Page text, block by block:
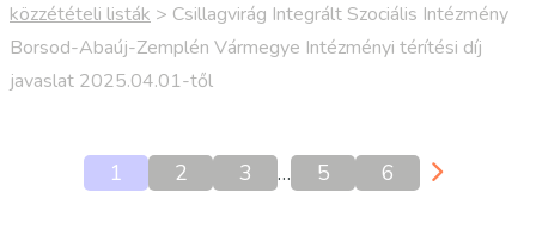
közzétételi listák > Csillagvirág Integrált Szociális Intézmény
Borsod-Abaúj-Zemplén Vármegye Intézményi térítési díj
javaslat 2025.04.01-től
1 2 3 … 5 6